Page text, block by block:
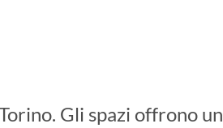
Gli spazi offrono un